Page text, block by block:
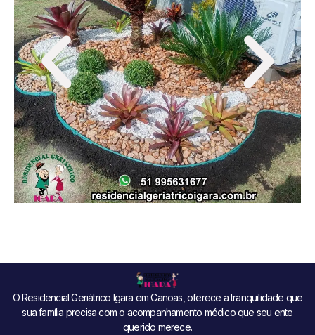
O Residencial Geriátrico Igara em Canoas, oferece a tranquilidade que
sua família precisa com o acompanhamento médico que seu ente
querido merece.